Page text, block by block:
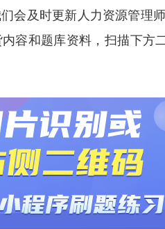
会及时更新人力资源管理
容和题库资料，扫描下方